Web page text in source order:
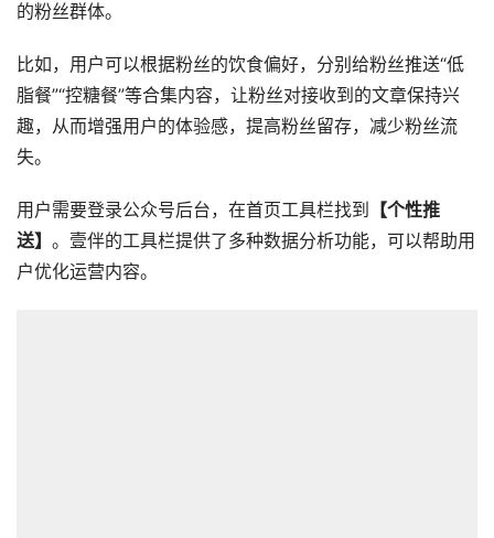
的粉丝群体。
比如，用户可以根据粉丝的饮食偏好，分别给粉丝推送“低
脂餐”“控糖餐”等合集内容，让粉丝对接收到的文章保持兴
趣，从而增强用户的体验感，提高粉丝留存，减少粉丝流
失。
用户需要登录公众号后台，在首页工具栏找到
【个性推
送】 。壹伴的工具栏提供了多种数据分析功能，可以帮助用
户优化运营内容。